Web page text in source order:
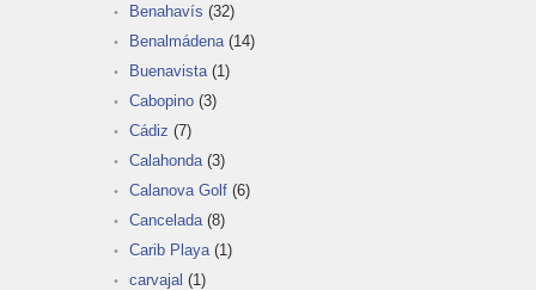
Benahavís (32)
Benalmádena (14)
Buenavista (1)
Cabopino (3)
Cádiz (7)
Calahonda (3)
Calanova Golf (6)
Cancelada (8)
Carib Playa (1)
carvajal (1)